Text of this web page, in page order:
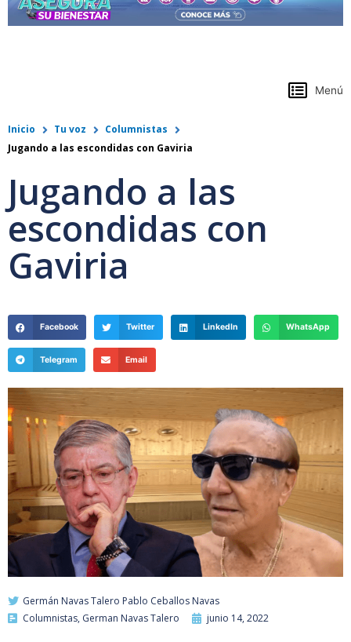
Menú
Inicio Tu voz
Columnistas
Jugando a las escondidas con Gaviria
Jugando a las
escondidas con
Gaviria
Facebook Twitter LinkedIn WhatsApp
Telegram Email
Germán Navas Talero Pablo Ceballos Navas
Columnistas, German Navas Talero junio 14, 2022